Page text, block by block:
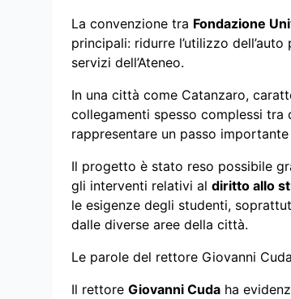
La convenzione tra Fondazione
principali: ridurre l’utilizzo
servizi dell’Ateneo.
In una città come Catanzaro,
collegamenti spesso complessi
rappresentare un passo
Il progetto è stato reso possibile
gli interventi relativi al diritto allo
le esigenze degli studenti,
dalle diverse aree della città.
Le parole del rettore Giovanni Cuda
Il rettore Giovanni Cuda ha